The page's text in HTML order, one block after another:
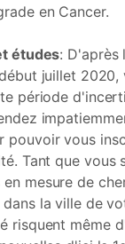
en Cancer.
études: D'après
juillet 2020,
période
pouvoir vous
Tant que vous
mesure de
la ville de
risquent même